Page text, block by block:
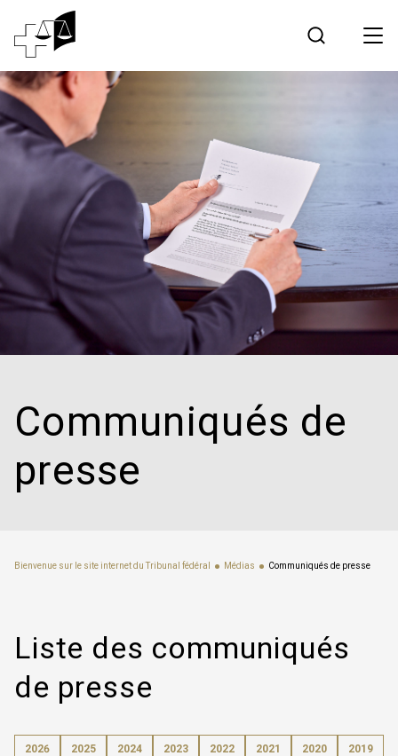
Contact
Jurisprudence
Tribunal fédéral
Travailler au Tribunal fédéral
Médias
Communiqués de
presse
Bienvenue sur le site internet du Tribunal fédéral Médias Communiqués de presse
Liste des communiqués
de presse
2026 2025 2024 2023 2022 2021 2020 2019